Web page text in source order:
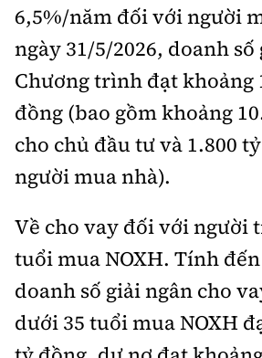
6,5%/năm đối với người
ngày 31/5/2026, doanh
Chương trình đạt khoảng
đồng (bao gồm khoảng
cho chủ đầu tư và 1.800
người mua nhà).
Về cho vay đối với người
tuổi mua NOXH. Tính
doanh số giải ngân cho
dưới 35 tuổi mua NOXH